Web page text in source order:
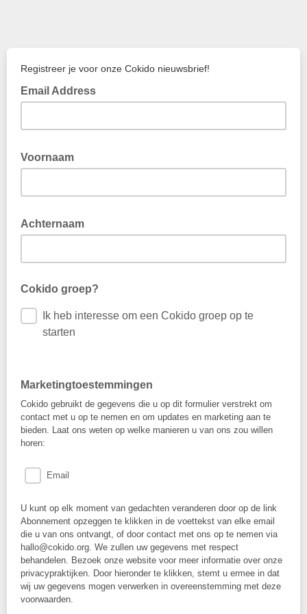
Registreer je voor onze Cokido nieuwsbrief!
Email Address
Voornaam
Achternaam
Cokido groep?
Ik heb interesse om een Cokido groep op te
starten
Marketingtoestemmingen
Cokido gebruikt de gegevens die u op dit formulier verstrekt om
contact met u op te nemen en om updates en marketing aan te
bieden. Laat ons weten op welke manieren u van ons zou willen
horen:
Email
U kunt op elk moment van gedachten veranderen door op de link
Abonnement opzeggen te klikken in de voettekst van elke email
die u van ons ontvangt, of door contact met ons op te nemen via
hallo@cokido.org. We zullen uw gegevens met respect
behandelen. Bezoek onze website voor meer informatie over onze
privacypraktijken. Door hieronder te klikken, stemt u ermee in dat
wij uw gegevens mogen verwerken in overeenstemming met deze
voorwaarden.